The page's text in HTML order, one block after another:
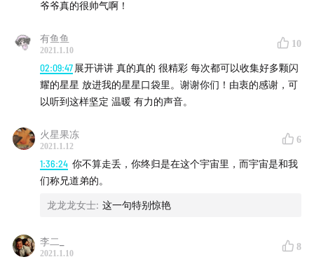
爷爷真的很帅气啊！
有鱼鱼
2021.1.10
10
02:09:47 展开讲讲 真的真的 很精彩 每次都可以收集好多颗闪
耀的星星 放进我的星星口袋里。谢谢你们！由衷的感谢，可
以听到这样坚定 温暖 有力的声音。
火星果冻
2021.1.12
6
1:36:24 你不算走丢，你终归是在这个宇宙里，而宇宙是和我
们称兄道弟的。
龙龙龙女士: 这一句特别惊艳
李二_
2021.1.10
8